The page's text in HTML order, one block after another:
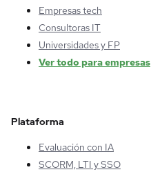
Empresas tech
Consultoras IT
Universidades y FP
Ver todo para empresas
Plataforma
Evaluación con IA
SCORM, LTI y SSO